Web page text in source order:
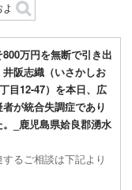
万円を無断で引き出
阪志織（いさかしお
目12-47）を本日、広
が統合失調症であり
_鹿児島県姶良郡湧水
るご相談は下記より